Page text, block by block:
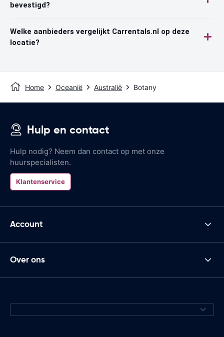
bevestigd?
Welke aanbieders vergelijkt Carrentals.nl op deze
locatie?
Home Oceanië Australië Botany
Hulp en contact
Hulp nodig? Neem dan contact op met onze
huurspecialisten.
Klantenservice
Account
Over ons